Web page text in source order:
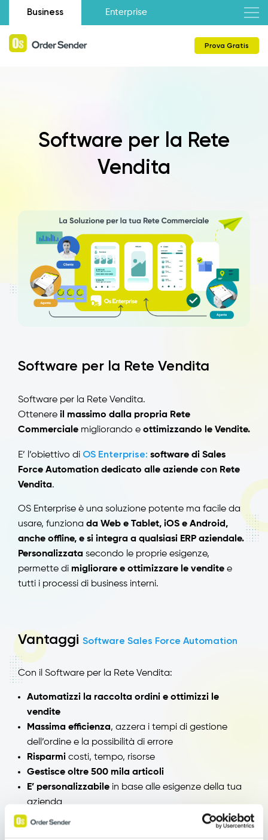
Business Enterprise
Prova Gratis
Software per la Rete
Vendita
Software per la Rete Vendita
Software per la Rete Vendita.
Ottenere il massimo dalla propria Rete
Commerciale migliorando e ottimizzando le Vendite.
E’ l’obiettivo di OS Enterprise: software di Sales
Force Automation dedicato alle aziende con Rete
Vendita.
OS Enterprise è una soluzione potente ma facile da
usare, funziona da Web e Tablet, iOS e Android,
anche offline, e si integra a qualsiasi ERP aziendale.
Personalizzata secondo le proprie esigenze,
permette di migliorare e ottimizzare le vendite e
tutti i processi di business interni.
Vantaggi Software Sales Force Automation
Con il Software per la Rete Vendita:
Automatizzi la raccolta ordini e ottimizzi le
vendite
Massima efficienza, azzera i tempi di gestione
dell’ordine e la possibilità di errore
Risparmi costi, tempo, risorse
Gestisce oltre 500 mila articoli
E’ personalizzabile in base alle esigenze della tua
azienda
Funziona offline
, da Web e Tablet, iOS e Android
grazie al backup automatico